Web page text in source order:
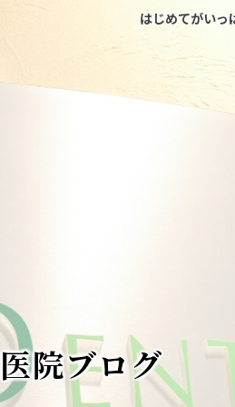
はじめてがいっ
医院ブログ